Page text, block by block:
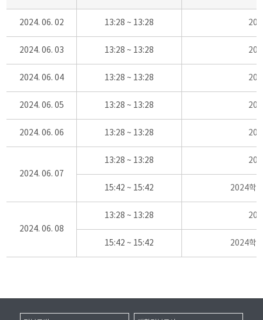
2024. 06. 02 13:28 ~ 13:28
2024. 06. 03 13:28 ~ 13:28
2024. 06. 04 13:28 ~ 13:28
2024. 06. 05 13:28 ~ 13:28
2024. 06. 06 13:28 ~ 13:28
2024. 06. 07
13:28 ~ 13:28
15:42 ~ 15:42 2024학
2024. 06. 08
13:28 ~ 13:28
15:42 ~ 15:42 2024학